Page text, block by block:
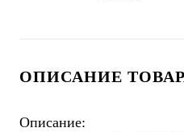
ОПИСАНИЕ
Описание: